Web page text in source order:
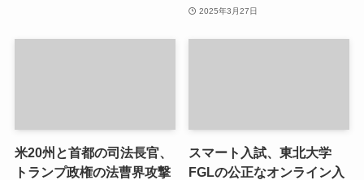
2025年3月27日
米20州と首都の司法長官、
トランプ政権の法曹界攻撃
スマート入試、東北大学
FGLの公正なオンライン入